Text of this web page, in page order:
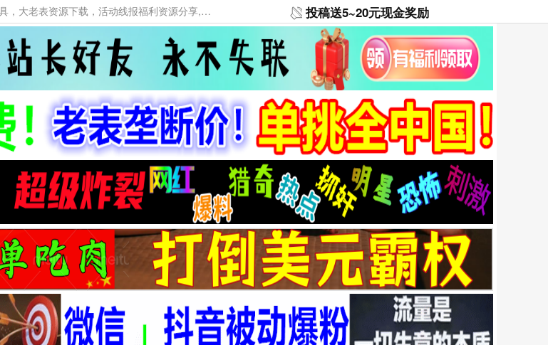
本网站提供资源工具下载，大老表资源工具，大表哥资源网软件工具，大老表资源下载，活动线报福利资源分享,活动线报，大型网游经典游戏，网络热门技术游戏辅助交流与分享。 投稿送5~20元现金奖励